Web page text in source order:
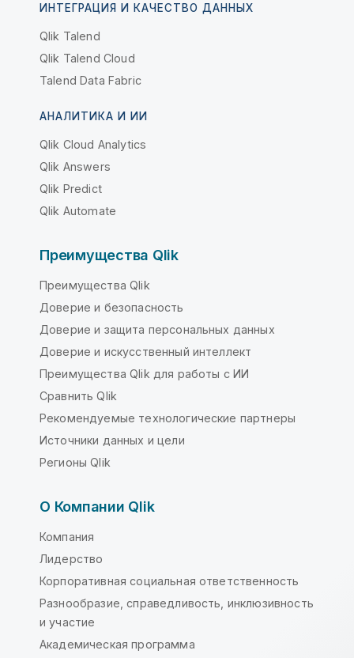
ИНТЕГРАЦИЯ И КАЧЕСТВО ДАННЫХ
Qlik Talend
Qlik Talend Cloud
Talend Data Fabric
АНАЛИТИКА И ИИ
Qlik Cloud Analytics
Qlik Answers
Qlik Predict
Qlik Automate
Преимущества Qlik
Преимущества Qlik
Доверие и безопасность
Доверие и защита персональных данных
Доверие и искусственный интеллект
Преимущества Qlik для работы с ИИ
Сравнить Qlik
Рекомендуемые технологические партнеры
Источники данных и цели
Регионы Qlik
О Компании Qlik
Компания
Лидерство
Корпоративная социальная ответственность
Разнообразие, справедливость, инклюзивность
и участие
Академическая программа